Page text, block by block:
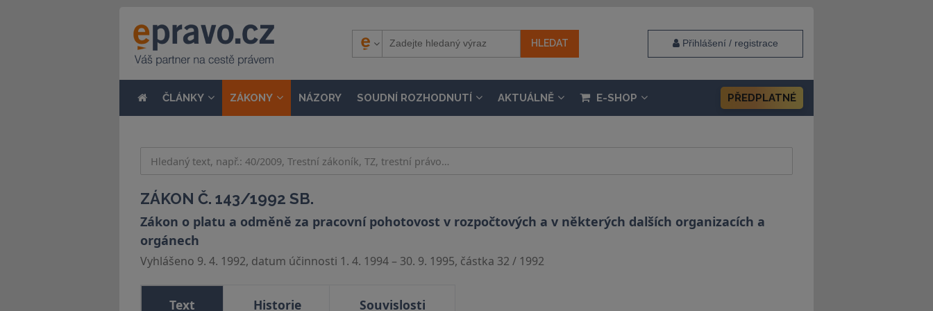
Přihlášení / registrace
ČLÁNKY ZÁKONY NÁZORY SOUDNÍ ROZHODNUTÍ AKTUÁLNĚ E-SHOP PŘEDPLATNÉ
ZÁKON Č. 143/1992 SB.
Zákon o platu a odměně za pracovní pohotovost v rozpočtových a v některých dalších organizacích a
orgánech
Vyhlášeno 9. 4. 1992, datum účinnosti 1. 4. 1994 – 30. 9. 1995, částka 32 / 1992
Text Historie Souvislosti